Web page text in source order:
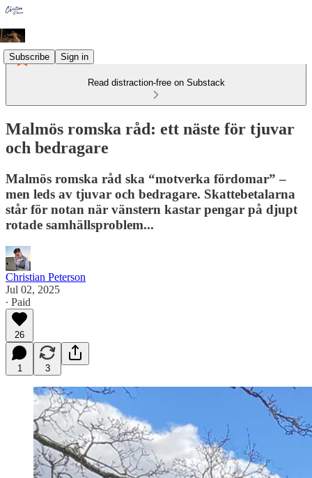
Subscribe Sign in
Read distraction-free on Substack
Malmös romska råd: ett näste för tjuvar
och bedragare
Malmös romska råd ska “motverka fördomar” –
men leds av tjuvar och bedragare. Skattebetalarna
står för notan när vänstern kastar pengar på djupt
rotade samhällsproblem...
Christian Peterson
Jul 02, 2025
∙ Paid
26
1 3